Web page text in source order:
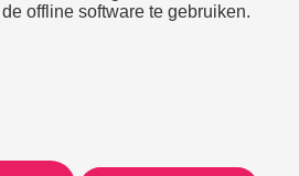
offline software te gebruiken.